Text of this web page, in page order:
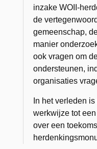
inzake WOII-
de
gemeenschap,
manier
ook vragen om
ondersteunen,
organisaties
In het verleden
werkwijze tot
over een